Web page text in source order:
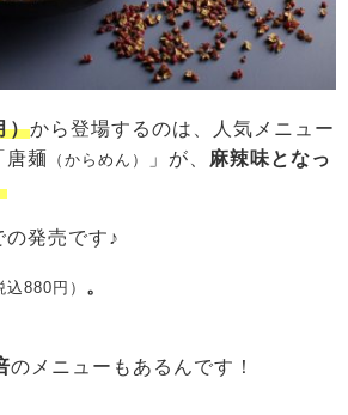
）から登場するのは、人気メニュー
唐麺
（からめん） 」が、 麻辣味となっ
の発売です♪
込880円） 。
のメニューもあるんです！